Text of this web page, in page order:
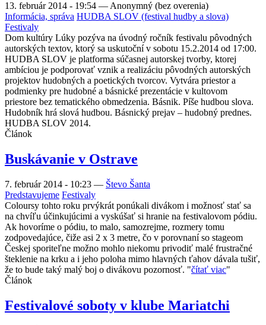
13. február 2014 - 19:54 —Anonymný (bez overenia)
Informácia, správa HUDBA SLOV (festival hudby a slova)
Festivaly
Dom kultúry Lúky pozýva na úvodný ročník festivalu pôvodných
autorských textov, ktorý sa uskutoční v sobotu 15.2.2014 od 17:00.
HUDBA SLOV je platforma súčasnej autorskej tvorby, ktorej
ambíciou je podporovať vznik a realizáciu pôvodných autorských
projektov hudobných a poetických tvorcov. Vytvára priestor a
podmienky pre hudobné a básnické prezentácie v kultovom
priestore bez tematického obmedzenia. Básnik. Píše hudbou slova.
Hudobník hrá slová hudbou. Básnický prejav – hudobný prednes.
HUDBA SLOV 2014.
Článok
Buskávanie v Ostrave
7. február 2014 - 10:23 — Števo Šanta
Predstavujeme Festivaly
Coloursy tohto roku prvýkrát ponúkali divákom i možnosť stať sa
na chvíľu účinkujúcimi a vyskúšať si hranie na festivalovom pódiu.
Ak hovoríme o pódiu, to malo, samozrejme, rozmery tomu
zodpovedajúce, čiže asi 2 x 3 metre, čo v porovnaní so stageom
Českej sporiteľne možno mohlo niekomu privodiť malé frustračné
šteklenie na krku a i jeho poloha mimo hlavných ťahov dávala tušiť,
že to bude taký malý boj o divákovu pozornosť. "čítať viac"
Článok
Festivalové soboty v klube Mariatchi